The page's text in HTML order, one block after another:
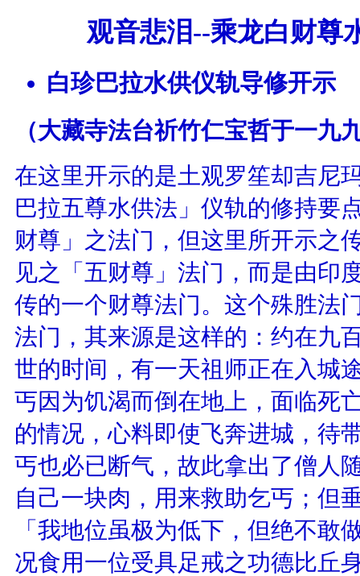
观音悲泪--乘龙白财尊
白珍巴拉水供仪轨导修开示
（大藏寺法台祈竹仁宝哲于一九
在这里开示的是土观罗笙却吉尼
巴拉五尊水供法」仪轨的修持要
财尊」之法门，但这里所开示之
见之「五财尊」法门，而是由印
传的一个财尊法门。这个殊胜法
法门，其来源是这样的：约在九
世的时间，有一天祖师正在入城
丐因为饥渴而倒在地上，面临死
的情况，心料即使飞奔进城，待
丐也必已断气，故此拿出了僧人
自己一块肉，用来救助乞丐；但
「我地位虽极为低下，但绝不敢
况食用一位受具足戒之功德比丘